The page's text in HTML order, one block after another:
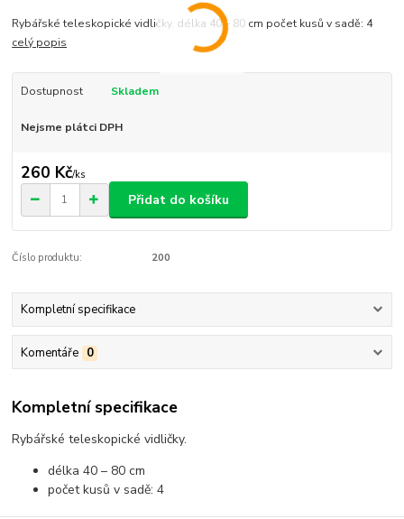
Rybářské teleskopické vidličky. délka 40 – 80 cm počet kusů v sadě: 4
celý popis
Dostupnost Skladem
Nejsme plátci DPH
260 Kč/ks
Přidat do košíku
Číslo produktu: 200
Kompletní specifikace
Komentáře 0
Kompletní specifikace
Rybářské teleskopické vidličky.
délka 40 – 80 cm
počet kusů v sadě: 4